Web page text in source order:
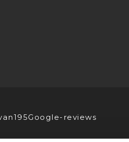
195Google-reviews